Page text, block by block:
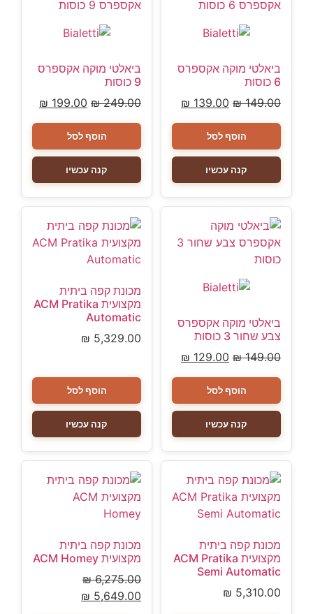
ביאלטי מוקה אקספרס
6 כוסות
₪149.00
₪ 139.00
הוסף לסל
קנה עכשיו
ביאלטי מוקה אקספרס
9 כוסות
₪249.00
₪ 199.00
הוסף לסל
קנה עכשיו
ביאלטי מוקה אקספרס
צבע שחור 3 כוסות
₪149.00
₪ 129.00
הוסף לסל
קנה עכשיו
מכונת קפה ביתית
מקצועית ACM Pratika
Automatic
₪ 5,329.00
הוסף לסל
קנה עכשיו
מכונת קפה ביתית
מקצועית ACM Pratika
Semi Automatic
₪ 5,310.00
מכונת קפה ביתית
מקצועית ACM Homey
₪6,275.00
₪ 5,649.00